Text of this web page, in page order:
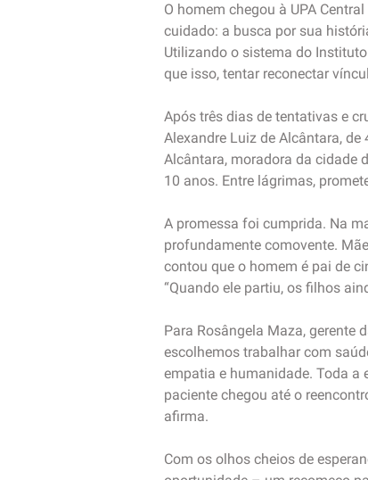
O homem chegou à UPA
cuidado: a busca por sua
Utilizando o sistema do
que isso, tentar reconectar
Após três dias de tentativas e
Alexandre Luiz de Alcântara,
Alcântara, moradora da cidade
10 anos. Entre lágrimas,
A promessa foi cumprida. Na
profundamente comovente.
contou que o homem é pai de
“Quando ele partiu, os filhos
Para Rosângela Maza, gerente
escolhemos trabalhar com
empatia e humanidade. Toda a
paciente chegou até o
afirma.
Com os olhos cheios de